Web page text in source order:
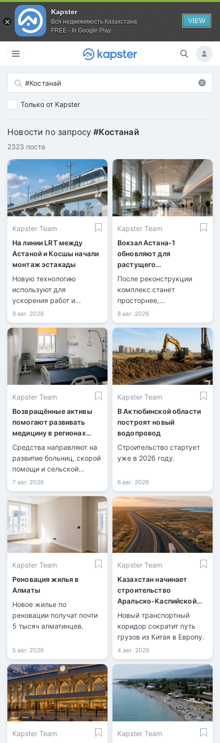
Kapster
Вся недвижимость Казахстана
FREE - In Google Play
VIEW
Только от Kapster
Новости по запросу#Костанай
2323 поста
Kapster Team
На линии LRT между
Астаной и Косшы начали
монтаж эстакады
Новую технологию
используют для
ускорения работ и
сокращения перекрытий
дорог.
9 авг. 2026
Kapster Team
Вокзал Астана-1
обновляют для
растущего
пассажиропотока
После реконструкции
комплекс станет
просторнее,
технологичнее и
доступнее.
8 авг. 2026
Kapster Team
Возвращённые активы
помогают развивать
медицину в регионах
Казахстана
Средства направляют на
развитие больниц, скорой
помощи и сельской
медицины.
7 авг. 2026
Kapster Team
В Актюбинской области
построят новый
водопровод
Строительство стартует
уже в 2026 году.
6 авг. 2026
Kapster Team
Реновация жилья в
Алматы
Новое жилье по
реновации получат почти
5 тысяч алматинцев.
5 авг. 2026
Kapster Team
Казахстан начинает
строительство
Аральско-Каспийской
магистрали
Новый транспортный
коридор сократит путь
грузов из Китая в Европу.
4 авг. 2026
Kapster Team
Kapster Team